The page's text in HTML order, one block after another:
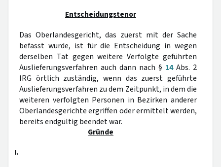
Entscheidungstenor
Das Oberlandesgericht, das zuerst mit der Sache
befasst wurde, ist für die Entscheidung in wegen
derselben Tat gegen weitere Verfolgte geführten
Auslieferungsverfahren auch dann nach § 14Abs. 2
IRG örtlich zuständig, wenn das zuerst geführte
Auslieferungsverfahren zu dem Zeitpunkt, in dem die
weiteren verfolgten Personen in Bezirken anderer
Oberlandesgerichte ergriffen oder ermittelt werden,
bereits endgültig beendet war.
Gründe
I.